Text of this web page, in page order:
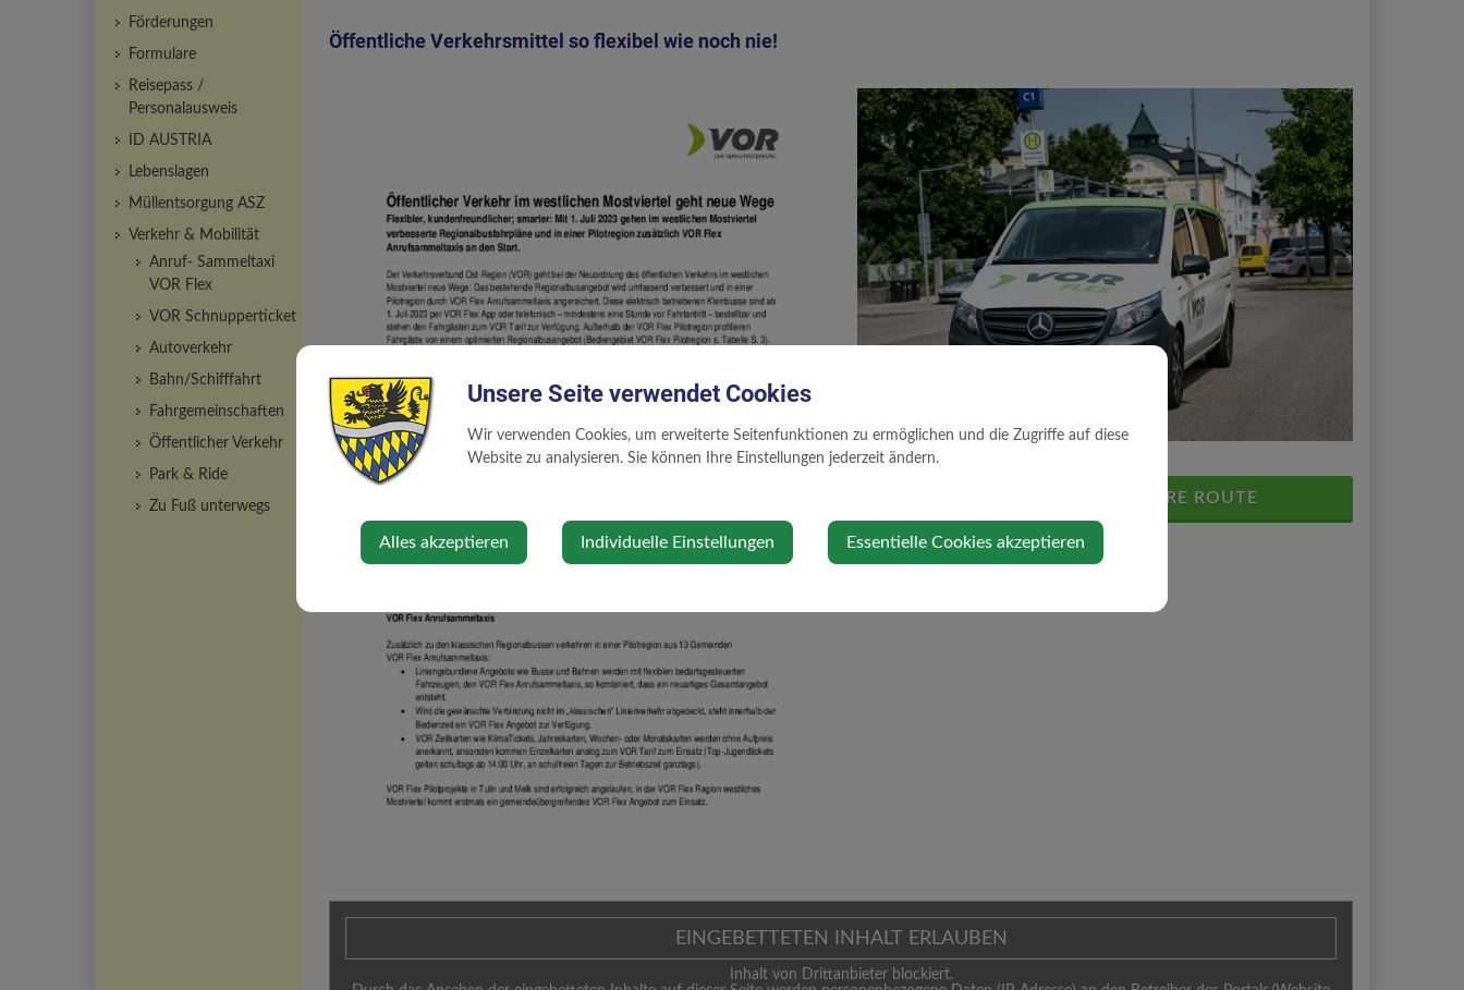
Öffentliche Verkehrsmittel so flexibel wie noch nie!
PLANEN SIE HIER IHRE ROUTE
EINGEBETTETEN INHALT ERLAUBEN
Inhalt von Drittanbieter blockiert.
Förderungen
Formulare
Reisepass /
Personalausweis
ID AUSTRIA
Lebenslagen
Müllentsorgung ASZ
Verkehr & Mobilität
Anruf- Sammeltaxi
VOR Flex
VOR Schnupperticket
Autoverkehr
Bahn/Schifffahrt
Fahrgemeinschaften
Öffentlicher Verkehr
Park & Ride
Zu Fuß unterwegs
Unsere Seite verwendet Cookies
Wir verwenden Cookies, um erweiterte Seitenfunktionen zu ermöglichen und die Zugriffe auf diese
Website zu analysieren. Sie können Ihre Einstellungen jederzeit ändern.
Alles akzeptieren Individuelle Einstellungen Essentielle Cookies akzeptieren